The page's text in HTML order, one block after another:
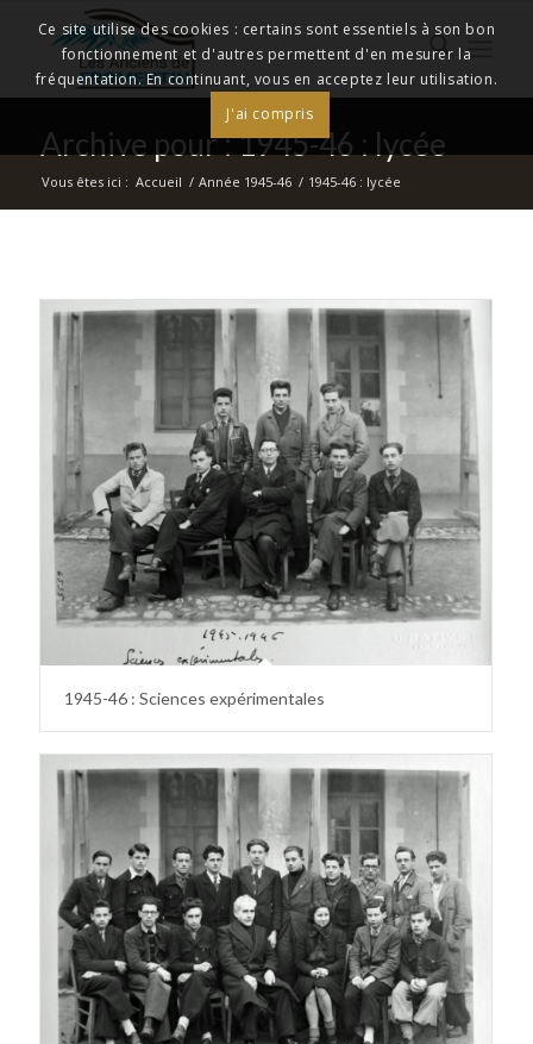
Archive pour : 1945-46 : lycée
Vous êtes ici : Accueil / Année 1945-46 / 1945-46 : lycée
1945-46 : Sciences expérimentales
Ce site utilise des cookies : certains sont essentiels à son bon
fonctionnement et d'autres permettent d'en mesurer la
fréquentation. En continuant, vous en acceptez leur utilisation.
J'ai compris